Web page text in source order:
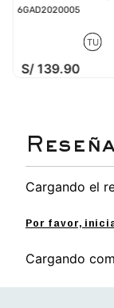
6GAD2020005
TU
S/ 139.90
Cargando el
Por favor,
Cargando